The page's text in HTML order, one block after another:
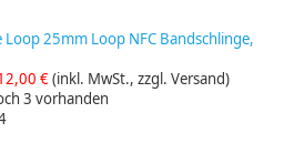
Loop 25mm Loop NFC Bandschlinge,
€(inkl. MwSt., zzgl. Versand)
3 vorhanden